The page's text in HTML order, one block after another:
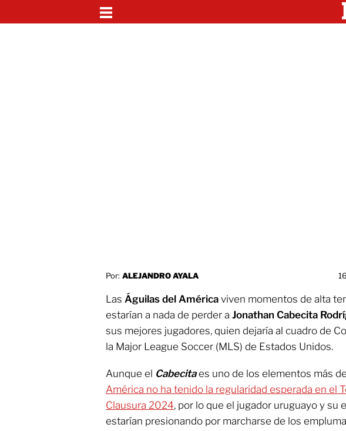
Por: ALEJANDRO AYALA
Las Águilas del América viven momentos de alta
estarían a nada de perder a Jonathan Cabecita
sus mejores jugadores, quien dejaría al cuadro de
la Major League Soccer (MLS) de Estados Unidos.
Aunque el Cabecitaes uno de los elementos más
América no ha tenido la regularidad esperada en el
Clausura 2024, por lo que el jugador uruguayo y su
estarían presionando por marcharse de los